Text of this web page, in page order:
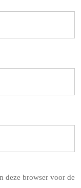
deze browser voor de